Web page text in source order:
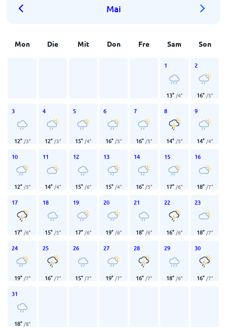
Mai
Mon Die Mit Don Fre Sam Son
1
13° /4°
2
16° /5°
3
12° /3°
4
12° /3°
5
15° /4°
6
16° /5°
7
16° /5°
8
14° /5°
9
14° /4°
10
12° /5°
11
14° /4°
12
15° /6°
13
15° /4°
14
16° /5°
15
17° /6°
16
18° /7°
17
17° /6°
18
15° /5°
19
17° /6°
20
19° /6°
21
18° /6°
22
16° /6°
23
18° /7°
24
19° /7°
25
16° /7°
26
15° /7°
27
19° /7°
28
16° /7°
29
18° /6°
30
16° /7°
31
18° /8°